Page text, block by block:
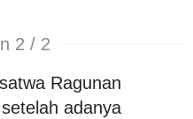
2 / 2
Ragunan
adanya